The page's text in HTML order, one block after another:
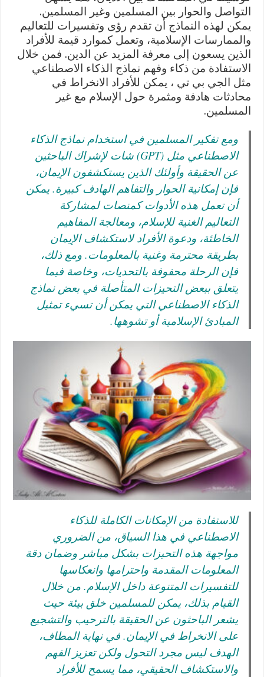
التواصل والحوار بين المسلمين وغير المسلمين.
يمكن لهذه النماذج أن تقدم رؤى وتفسيرات للتعاليم
والممارسات الإسلامية، وتعمل كموارد قيمة للأفراد
الذين يسعون إلى معرفة المزيد عن الدين. فمن خلال
الاستفادة من ذكاء وفهم نماذج الذكاء الاصطناعي
مثل الجي بي تي ، يمكن للأفراد الانخراط في
محادثات هادفة ومثمرة حول الإسلام مع غير
المسلمين.
ومع تفكير المسلمين في استخدام نماذج الذكاء
الاصطناعي مثل (GPT) شات لإشراك الباحثين
عن الحقيقة وأولئك الذين يستكشفون الإيمان،
فإن إمكانية الحوار والتفاهم الهادف كبيرة. يمكن
أن تعمل هذه الأدوات كمنصات لمشاركة
التعاليم الغنية للإسلام، ومعالجة المفاهيم
الخاطئة، ودعوة الأفراد لاستكشاف الإيمان
بطريقة محترمة وغنية بالمعلومات. ومع ذلك،
فإن الرحلة محفوفة بالتحديات، وخاصة فيما
يتعلق ببعض التحيزات المتأصلة في بعض نماذج
الذكاء الاصطناعي التي يمكن أن تسيء تمثيل
المبادئ الإسلامية أو تشوهها.
للاستفادة من الإمكانات الكاملة للذكاء
الاصطناعي في هذا السياق، من الضروري
مواجهة هذه التحيزات بشكل مباشر وضمان دقة
المعلومات المقدمة واحترامها وانعكاسها
للتفسيرات المتنوعة داخل الإسلام. من خلال
القيام بذلك، يمكن للمسلمين خلق بيئة حيث
يشعر الباحثون عن الحقيقة بالترحيب والتشجيع
على الانخراط في الإيمان. في نهاية المطاف،
الهدف ليس مجرد التحول ولكن تعزيز الفهم
والاستكشاف الحقيقي، مما يسمح للأفراد